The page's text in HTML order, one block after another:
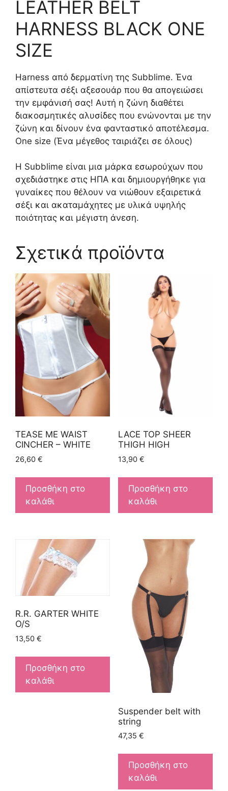
LEATHER BELT
HARNESS BLACK ONE
SIZE
Harness από δερματίνη της Subblime. Ένα
απίστευτα σέξι αξεσουάρ που θα απογειώσει
την εμφάνισή σας! Αυτή η ζώνη διαθέτει
διακοσμητικές αλυσίδες που ενώνονται με την
ζώνη και δίνουν ένα φανταστικό αποτέλεσμα.
One size (Ένα μέγεθος ταιριάζει σε όλους)
Η Subblime είναι μια μάρκα εσωρούχων που
σχεδιάστηκε στις ΗΠΑ και δημιουργήθηκε για
γυναίκες που θέλουν να νιώθουν εξαιρετικά
σέξι και ακαταμάχητες με υλικά υψηλής
ποιότητας και μέγιστη άνεση.
Σχετικά προϊόντα
TEASE ME WAIST
CINCHER – WHITE
26,60 €
Προσθήκη στο
καλάθι
LACE TOP SHEER
THIGH HIGH
13,90 €
Προσθήκη στο
καλάθι
R.R. GARTER WHITE
O/S
13,50 €
Προσθήκη στο
καλάθι
Suspender belt with
string
47,35 €
Προσθήκη στο
καλάθι